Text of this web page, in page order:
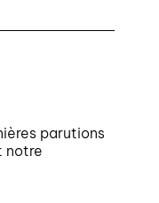
parutions
notre